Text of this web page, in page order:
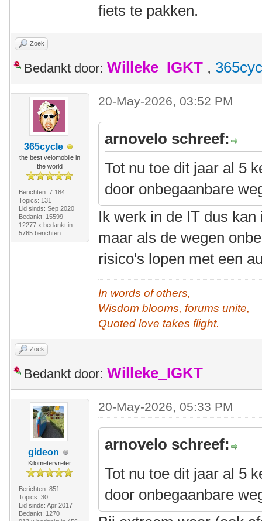
fiets te pakken.
Zoek
Bedankt door: Willeke_IGKT ,
365cycle
the best velomobile in
the world
Berichten: 7.184
Topics: 131
Lid sinds: Sep 2020
Bedankt: 15599
12277 x bedankt in
5765 berichten
20-May-2026, 03:52 PM
arnovelo schreef:
Tot nu toe dit jaar al 5
door onbegaanbare
Ik werk in de IT dus
maar als de wegen
risico's lopen met een
In words of others,
Wisdom blooms, forums unite,
Quoted love takes flight.
Zoek
Bedankt door: Willeke_IGKT
gideon
Kilometervreter
Berichten: 851
Topics: 30
Lid sinds: Apr 2017
Bedankt: 1270
20-May-2026, 05:33 PM
arnovelo schreef:
Tot nu toe dit jaar al 5
door onbegaanbare